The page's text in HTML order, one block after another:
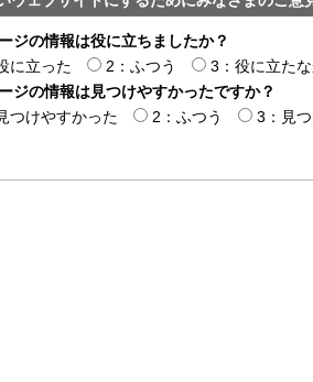
ジの情報は役に立ちましたか？
に立った
2：ふつう
3：役に立た
ジの情報は見つけやすかったですか？
つけやすかった
2：ふつう 3：見